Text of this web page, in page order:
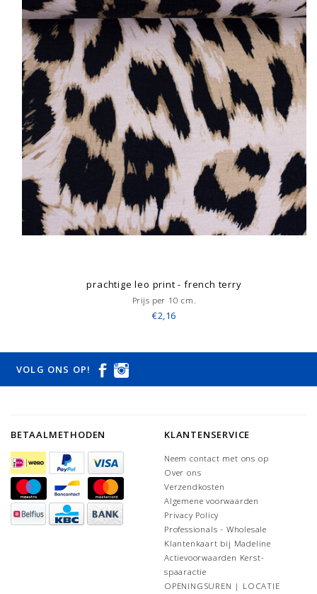
prachtige leo print - french terry
Prijs per 10 cm.
€2,16
VOLG ONS OP!
BETAALMETHODEN KLANTENSERVICE
Neem contact met ons op
Over ons
Verzendkosten
Algemene voorwaarden
Privacy Policy
Professionals - Wholesale
Klantenkaart bij Madeline
Actievoorwaarden Kerst-
spaaractie
OPENINGSUREN | LOCATIE